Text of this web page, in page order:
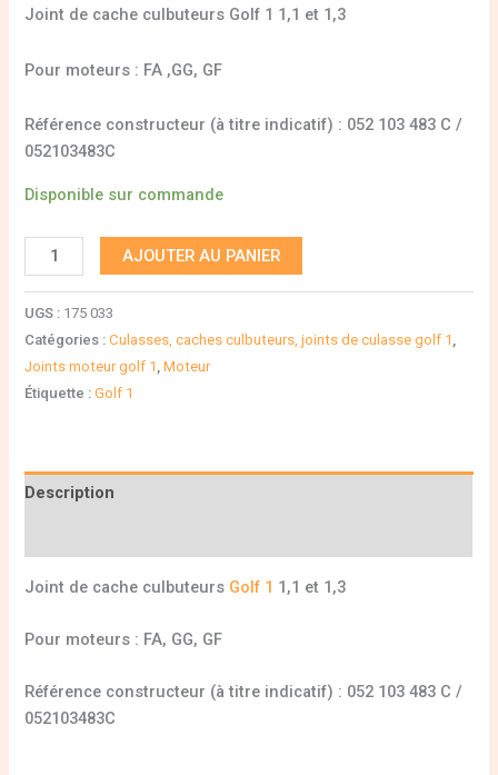
Joint de cache culbuteurs Golf 1 1,1 et 1,3
Pour moteurs : FA ,GG, GF
Référence constructeur (à titre indicatif) : 052 103 483 C /
052103483C
Disponible sur commande
AJOUTER AU PANIER
UGS : 175 033
Catégories :Culasses, caches culbuteurs, joints de culasse golf 1
Joints moteur golf 1 ,Moteur
Étiquette :Golf 1
Description
Joint de cache culbuteurs Golf 1 1,1 et 1,3
Pour moteurs : FA, GG, GF
Référence constructeur (à titre indicatif) : 052 103 483 C /
052103483C